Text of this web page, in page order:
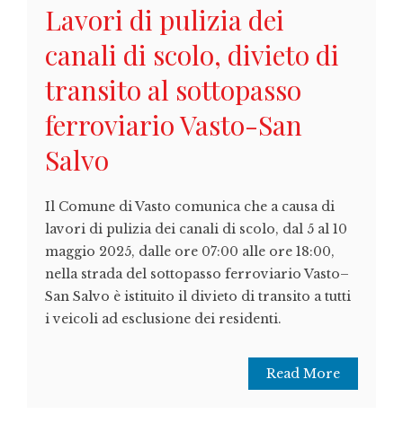
Lavori di pulizia dei
canali di scolo, divieto di
transito al sottopasso
ferroviario Vasto-San
Salvo
Il Comune di Vasto comunica che a causa di
lavori di pulizia dei canali di scolo, dal 5 al 10
maggio 2025, dalle ore 07:00 alle ore 18:00,
nella strada del sottopasso ferroviario Vasto–
San Salvo è istituito il divieto di transito a tutti
i veicoli ad esclusione dei residenti.
Read More